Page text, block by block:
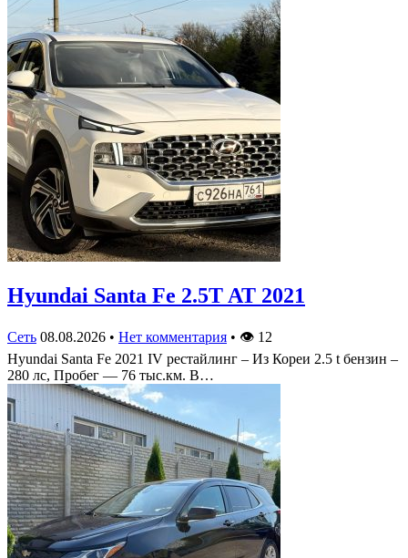
Hyundai Santa Fe 2.5T AT 2021
Сеть 08.08.2026 • Нет комментария • 👁 12
Hyundai Santa Fe 2021 IV рестайлинг – Из Кореи 2.5 t бензин –
280 лс, Пробег — 76 тыс.км. В…